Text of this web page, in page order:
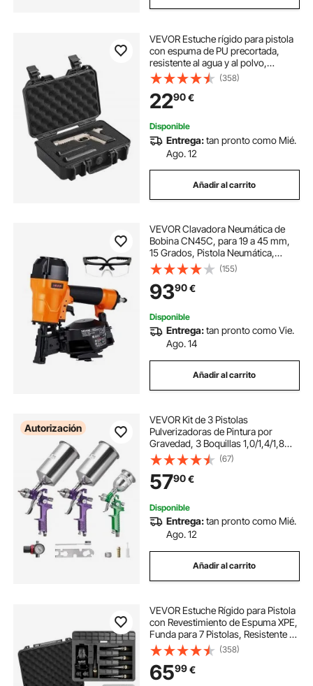
VEVOR Estuche rígido para pistola
con espuma de PU precortada,
resistente al agua y al polvo,
estuche rígido para pistola para 1
pistola, 12,59 × 9,01 × 4,4
pulgadas, estuche para pistola con
cerradura, color negro
(358)
2290€
Disponible
Entrega:tan pronto como Mié.
Ago. 12
Añadir al carrito
VEVOR Clavadora Neumática de
Bobina CN45C, para 19 a 45 mm,
15 Grados, Pistola Neumática,
Capacidad 120 Clavos, Ajuste de
Profundidad, Presión 4,8 – 7,5 bar,
para Techos, Tejas, Madera y
Construcción
(155)
9390€
Disponible
Entrega:tan pronto como Vie.
Ago. 14
Añadir al carrito
Autorización
VEVOR Kit de 3 Pistolas
Pulverizadoras de Pintura por
Gravedad, 3 Boquillas 1,0/1,4/1,8
mm, Pistola Pulverizadora de
Pintura de Aire Comprimido para
Muebles Coches, Hierro Inoxidable
y Aluminio
(67)
5790€
Disponible
Entrega:tan pronto como Mié.
Ago. 12
Añadir al carrito
VEVOR Estuche Rígido para Pistola
con Revestimiento de Espuma XPE,
Funda para 7 Pistolas, Resistente al
Agua y Polvo con Interior
Personalizable y Asa 491 x 434 x
211 mm, Negro, Cumple con la TSA
(358)
6599€